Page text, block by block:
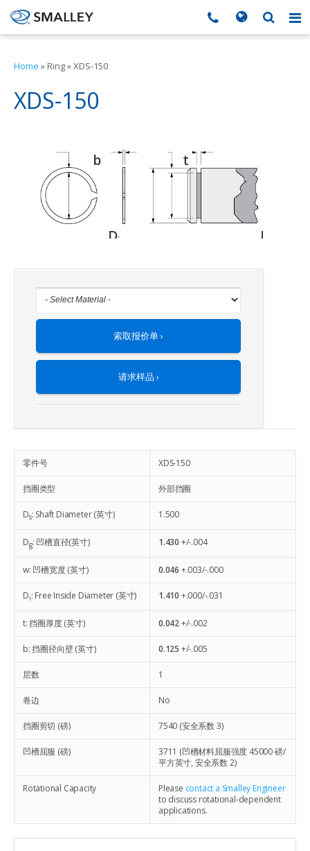
Search form
搜索
Home » Ring»XDS-150
XDS-150
b t
D
Di
索取报价单 ›
请求样品 ›
零件号 XDS-150
挡圈类型 外部挡圈
Ds: Shaft Diameter (英寸) 1.500
Dg: 凹槽直径(英寸) 1.430 +/-.004
w: 凹槽宽度 (英寸) 0.046 +.003/-.000
Di: Free Inside Diameter (英寸) 1.410 +.000/-.031
t: 挡圈厚度 (英寸) 0.042+/-.002
b: 挡圈径向壁 (英寸) 0.125 +/-.005
层数 1
卷边 No
挡圈剪切 (磅) 7540 (安全系数 3)
凹槽屈服 (磅) 3711 (凹槽材料屈服强度 45000 磅/
平方英寸, 安全系数 2)
Rotational Capacity Please contact a Smalley Engineer
to discuss rotational-dependent
applications.